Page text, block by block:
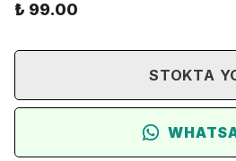
₺ 99.00
STOKTA